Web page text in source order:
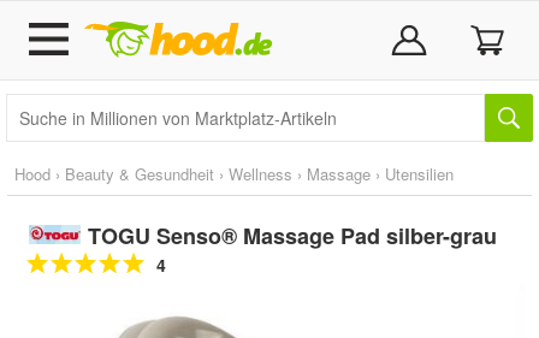
Hood › Beauty & Gesundheit › Wellness › Massage › Utensilien
TOGU Senso® Massage Pad silber-grau
4